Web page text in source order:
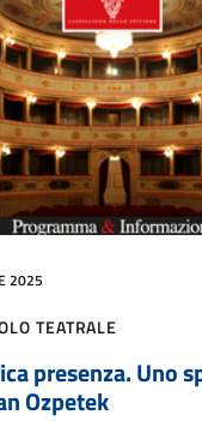
2025
TEATRALE
presenza. Uno
Ozpetek